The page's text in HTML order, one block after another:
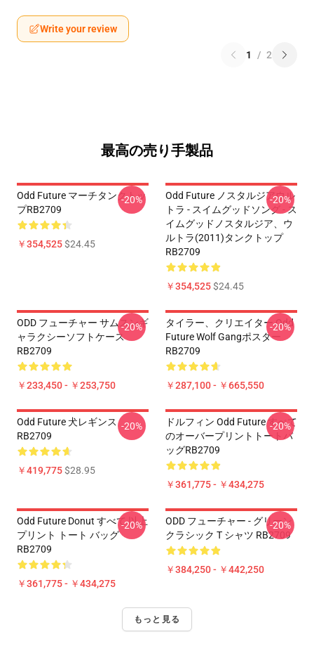
Write your review
1 / 2
最高の売り手製品
Odd Future マーチタンクトッ
プRB2709
￥354,525$24.45
-20%
Odd Future ノスタルジアウル
トラ - スイムグッドソング - ス
イムグッドノスタルジア、ウ
ルトラ(2011)タンクトップ
RB2709
￥354,525$24.45
-20%
ODD フューチャー サムスンギ
ャラクシーソフトケース
RB2709
￥233,450 - ￥253,750
-20%
タイラー、クリエイター Odd
Future Wolf Gangポスター
RB2709
￥287,100 - ￥665,550
-20%
Odd Future 犬レギンス
RB2709
￥419,775$28.95
-20%
ドルフィン Odd Future すべて
のオーバープリントトートバ
ッグRB2709
￥361,775 - ￥434,275
-20%
Odd Future Donut すべて 以上
プリント トート バッグ
RB2709
￥361,775 - ￥434,275
-20%
ODD フューチャー - グリーン
クラシック T シャツ RB2709
￥384,250 - ￥442,250
-20%
もっと見る